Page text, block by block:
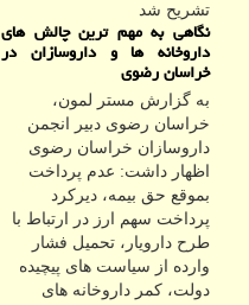
تشریح شد
نگاهی به مهم ترین چالش های
داروخانه ها و داروسازان در
خراسان رضوی
به گزارش مستر لمون،
خراسان رضوی دبیر انجمن
داروسازان خراسان رضوی
اظهار داشت: عدم پرداخت
بموقع حق بیمه، دیرکرد
پرداخت سهم ارز در ارتباط با
طرح دارویار، تحمیل فشار
وارده از سیاست های پیچیده
دولت، کمر داروخانه های